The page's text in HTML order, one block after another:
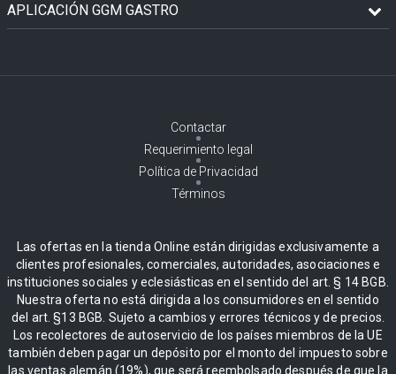
APLICACIÓN GGM GASTRO
Contactar
Requerimiento legal
Política de Privacidad
Términos
Las ofertas en la tienda Online están dirigidas exclusivamente a
clientes profesionales, comerciales, autoridades, asociaciones e
instituciones sociales y eclesiásticas en el sentido del art. § 14 BGB.
Nuestra oferta no está dirigida a los consumidores en el sentido
del art. §13 BGB. Sujeto a cambios y errores técnicos y de precios.
Los recolectores de autoservicio de los países miembros de la UE
también deben pagar un depósito por el monto del impuesto sobre
las ventas alemán (19%), que será reembolsado después de que la